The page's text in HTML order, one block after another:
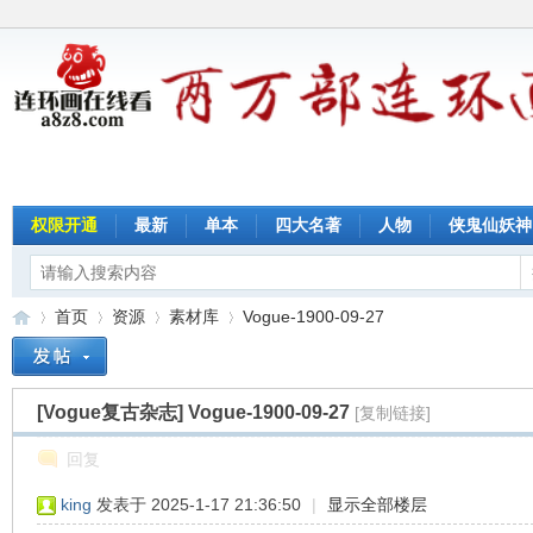
权限开通 最新 单本 四大名著 人物 侠鬼仙妖神
»
首页
›
资源
›
素材库
›
Vogue-1900-09-27
[Vogue复古杂志] Vogue-1900-09-27 [复制链接]
回复
king 发表于 2025-1-17 21:36:50 | 显示全部楼层